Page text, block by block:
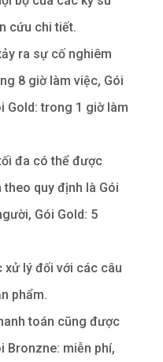
cứu chi tiết.
ra sự cố nghiêm
8 giờ làm việc, Gói
Gold: trong 1 giờ làm
đa có thể được
quy định là Gói
Gói Gold: 5
lý đối với các câu
phẩm.
toán cũng được
Bronzne: miễn phí,